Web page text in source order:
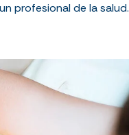
profesional de la salud.